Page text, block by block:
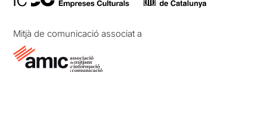
Mitjà de comunicació associat a